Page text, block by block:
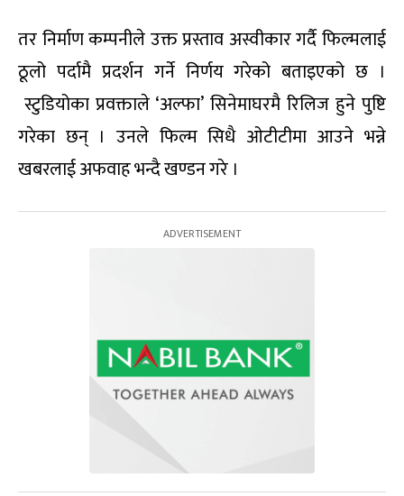
तर निर्माण कम्पनीले उक्त प्रस्ताव अस्वीकार गर्दै फिल्मलाई
ठूलो पर्दामै प्रदर्शन गर्ने निर्णय गरेको बताइएको छ ।
स्टुडियोका प्रवक्ताले ‘अल्फा’ सिनेमाघरमै रिलिज हुने पुष्टि
गरेका छन् । उनले फिल्म सिधै ओटीटीमा आउने भन्ने
खबरलाई अफवाह भन्दै खण्डन गरे ।